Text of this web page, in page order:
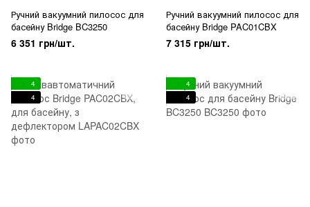
Ручний вакуумний пилосос для
басейну Bridge BC3250
6 351 грн/шт.
Ручний вакуумний пилосос для
басейну Bridge PAC01CBX
7 315 грн/шт.
4
4
4
4